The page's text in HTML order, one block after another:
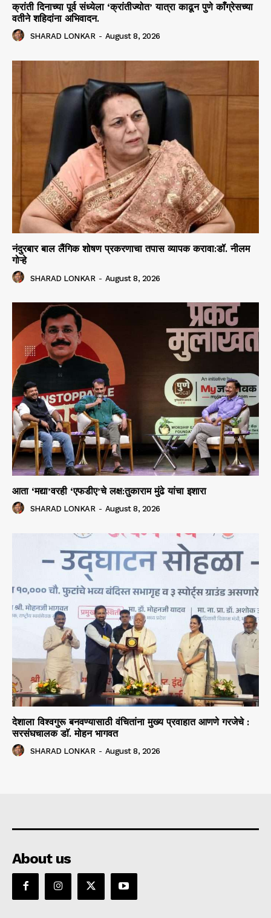
क्रांती दिनाच्या पूर्व संध्येला ‘क्रांतीज्योत’ यात्रा काढून पुणे काँग्रेसच्या
वतीने शहिदांना अभिवादन.
SHARAD LONKAR - August 8, 2026
नंदुरबार बाल लैंगिक शोषण प्रकरणाचा तपास व्यापक करावा:डॉ. नीलम
गोऱ्हे
SHARAD LONKAR - August 8, 2026
आता ‘मद्या’वरही ‘एफडीए’चे लक्ष:तुकाराम मुंढे यांचा इशारा
SHARAD LONKAR - August 8, 2026
देशाला विश्वगुरू बनवण्यासाठी वंचितांना मुख्य प्रवाहात आणणे गरजेचे :
सरसंघचालक डाॅ. मोहन भागवत
SHARAD LONKAR - August 8, 2026
About us